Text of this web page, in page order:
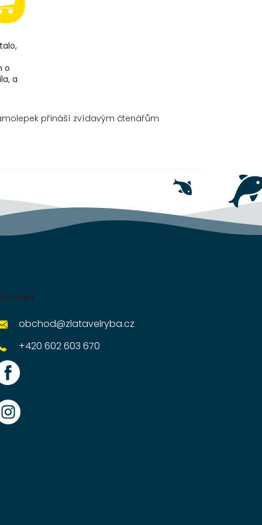
o
a
přináší zvídavým čtenářům
obchod@zlatavelryba.cz
+420 602 603 670